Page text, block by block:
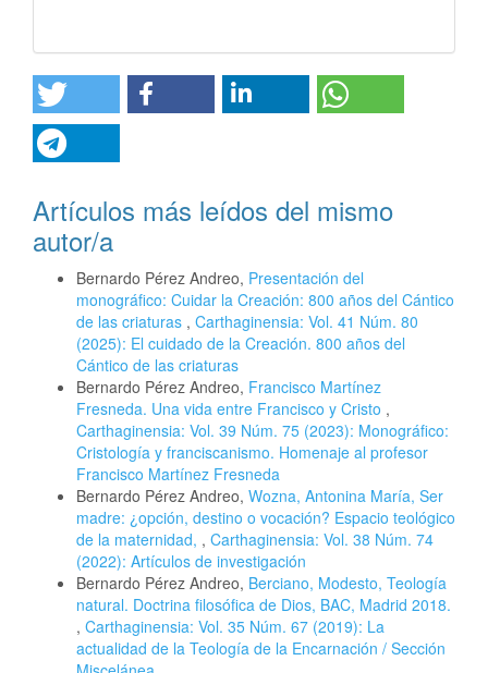
Artículos más leídos del mismo
autor/a
Bernardo Pérez Andreo, Presentación del
monográfico: Cuidar la Creación: 800 años del Cántico
de las criaturas , Carthaginensia: Vol. 41 Núm. 80
(2025): El cuidado de la Creación. 800 años del
Cántico de las criaturas
Bernardo Pérez Andreo, Francisco Martínez
Fresneda. Una vida entre Francisco y Cristo ,
Carthaginensia: Vol. 39 Núm. 75 (2023): Monográfico:
Cristología y franciscanismo. Homenaje al profesor
Francisco Martínez Fresneda
Bernardo Pérez Andreo, Wozna, Antonina María, Ser
madre: ¿opción, destino o vocación? Espacio teológico
de la maternidad, , Carthaginensia: Vol. 38 Núm. 74
(2022): Artículos de investigación
Bernardo Pérez Andreo, Berciano, Modesto, Teología
natural. Doctrina filosófica de Dios, BAC, Madrid 2018.
, Carthaginensia: Vol. 35 Núm. 67 (2019): La
actualidad de la Teología de la Encarnación / Sección